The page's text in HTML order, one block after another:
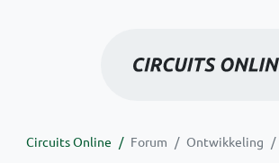
Circuits Online Forum Ontwikkeling